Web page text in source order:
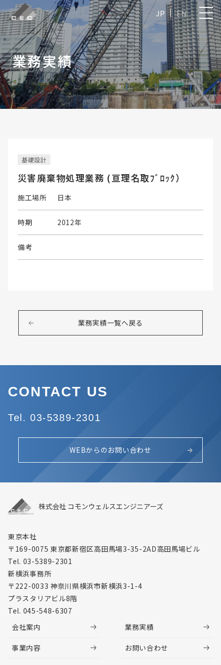
EN
JP
業務実績
基礎設計
災害廃棄物処理業務 (亘理名取ﾌﾞﾛｯｸ）
施工場所 日本
時期 2012年
備考
業務実績一覧へ戻る
CONTACT US
Tel. 03-5389-2301
WEBからのお問い合わせ
株式会社 コモンウェルスエンジニアーズ
東京本社
〒169-0075 東京都新宿区高田馬場3-35-2AD高田馬場ビル
Tel. 03-5389-2301
新横浜事務所
〒222-0033 神奈川県横浜市新横浜3-1-4
プラスタリアビル8階
Tel. 045-548-6307
会社案内
事業内容
業務実績
お問い合わせ